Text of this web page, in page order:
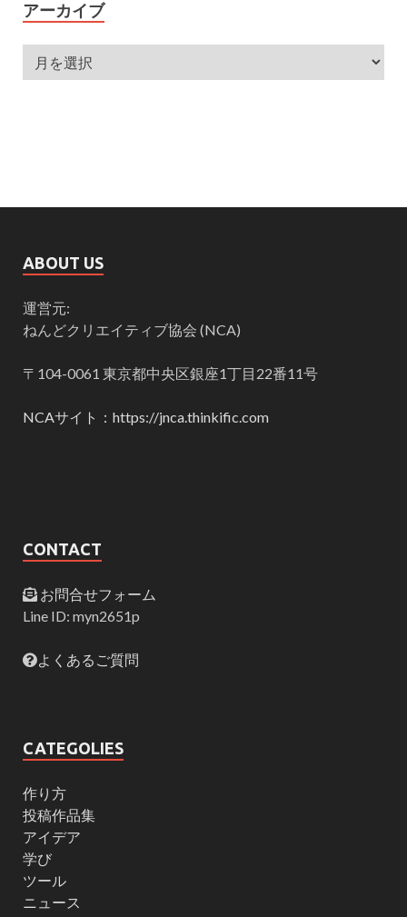
アーカイブ
ABOUT US
運営元:
ねんどクリエイティブ協会 (NCA)
〒104-0061 東京都中央区銀座1丁目22番11号
NCAサイト：https://jnca.thinkific.com
CONTACT
お問合せフォーム
Line ID: myn2651p
よくあるご質問
CATEGOLIES
作り方
投稿作品集
アイデア
学び
ツール
ニュース